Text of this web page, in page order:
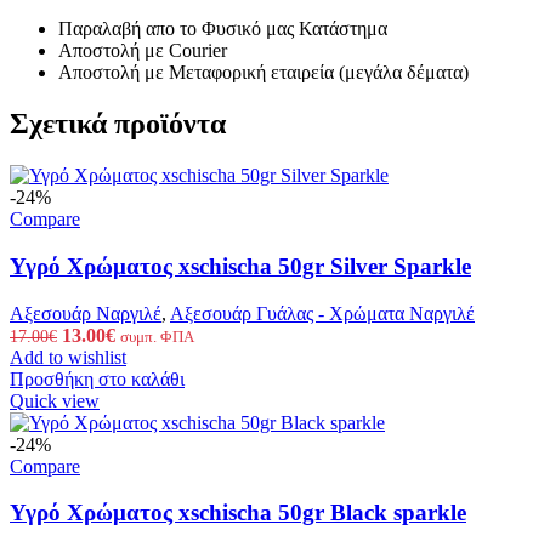
Παραλαβή απο το Φυσικό μας Κατάστημα
Αποστολή με Courier
Αποστολή με Μεταφορική εταιρεία (μεγάλα δέματα)
Σχετικά προϊόντα
-24%
Compare
Υγρό Χρώματος xschischa 50gr Silver Sparkle
Αξεσουάρ Ναργιλέ, Αξεσουάρ Γυάλας - Χρώματα Ναργιλέ
17.00€ Original
price
was:
17.00€.
13.00€Η
τρέχουσα
τιμή
13.00€.
συμπ. ΦΠΑ
Add to wishlist
Προσθήκη στο καλάθι
Quick view
-24%
Compare
Υγρό Χρώματος xschischa 50gr Black sparkle